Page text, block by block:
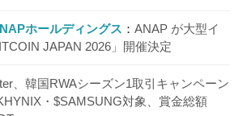
ホールディングス
ANAP が大型イ
JAPAN 2026」開催決定
、韓国RWAシーズン1取引キャンペーン
・$SAMSUNG対象、賞金総額